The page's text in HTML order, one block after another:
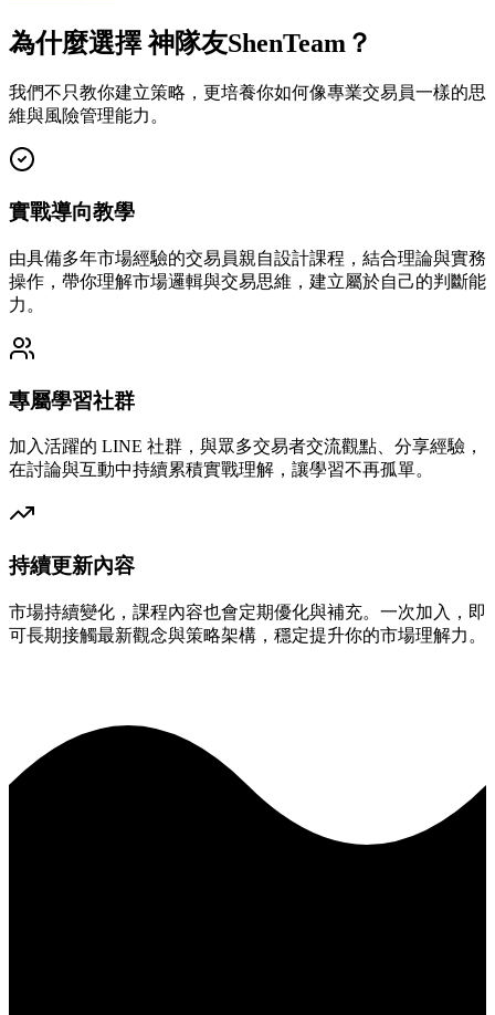
為什麼選擇 神隊友ShenTeam？
我們不只教你建立策略，更培養你如何像專業交易員一樣的思
維與風險管理能力。
實戰導向教學
由具備多年市場經驗的交易員親自設計課程，結合理論與實務
操作，帶你理解市場邏輯與交易思維，建立屬於自己的判斷能
力。
專屬學習社群
加入活躍的 LINE 社群，與眾多交易者交流觀點、分享經驗，
在討論與互動中持續累積實戰理解，讓學習不再孤單。
持續更新內容
市場持續變化，課程內容也會定期優化與補充。一次加入，即
可長期接觸最新觀念與策略架構，穩定提升你的市場理解力。